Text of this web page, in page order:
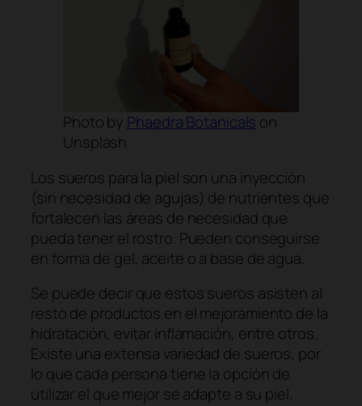
Photo by Phaedra Botanicals on
Unsplash
Los sueros para la piel son una inyección
(sin necesidad de agujas) de nutrientes que
fortalecen las áreas de necesidad que
pueda tener el rostro. Pueden conseguirse
en forma de gel , aceite o a base de agua.
Se puede decir que estos sueros asisten al
resto de productos en el mejoramiento de la
hidratación, evitar inflamación, entre otros.
Existe una extensa variedad de sueros, por
lo que cada persona tiene la opción de
utilizar el que mejor se adapte a su piel.